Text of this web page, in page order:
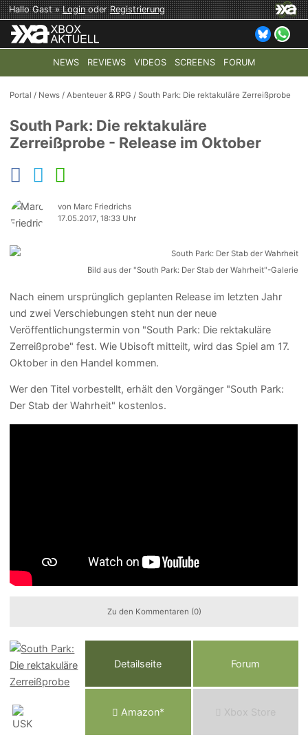
Hallo Gast »LoginoderRegistrierung
NEWS REVIEWS VIDEOS SCREENS FORUM
TOP-THEMEN: COD: MODERN WARFARE 4 HALO:
Portal / News /Abenteuer & RPG /South Park: Die rektakuläre Zerreißprobe
South Park: Die rektakuläre
Zerreißprobe - Release im Oktober
von Marc Friedrichs
17.05.2017, 18:33 Uhr
Bild aus der "South Park: Der Stab der Wahrheit"-Galerie
Nach einem ursprünglich geplanten Release im letzten Jahr
und zwei Verschiebungen steht nun der neue
Veröffentlichungstermin von "South Park: Die rektakuläre
Zerreißprobe" fest. Wie Ubisoft mitteilt, wird das Spiel am 17.
Oktober in den Handel kommen.
Wer den Titel vorbestellt, erhält den Vorgänger "South Park:
Der Stab der Wahrheit" kostenlos.
Zu den Kommentaren (0)
Detailseite Forum
Amazon* Xbox Store